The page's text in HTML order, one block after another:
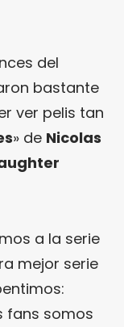
del
bastante
ver pelis tan
» de Nicolas
a la serie
mejor serie
fans somos